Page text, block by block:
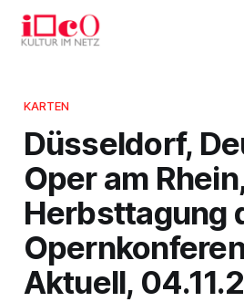
KARTEN
Düsseldorf,
Oper am
Herbsttagung
Aktuell,